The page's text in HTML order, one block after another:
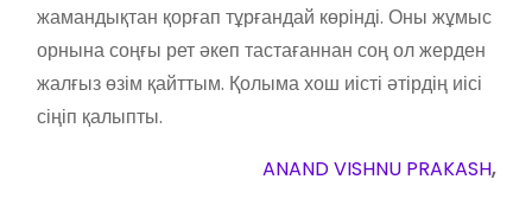
жамандықтан қорғап тұрғандай көрінді. Оны жұмыс
орнына соңғы рет әкеп тастағаннан соң ол жерден
жалғыз өзім қайттым. Қолыма хош иісті әтірдің иісі
сіңіп қалыпты.
ANAND VISHNU PRAKASH,